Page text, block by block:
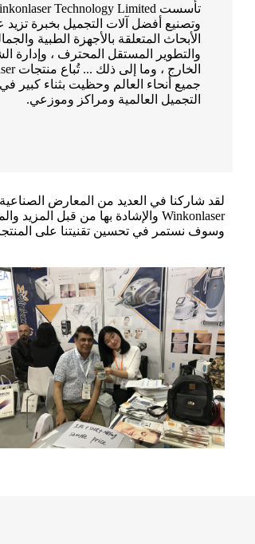
الأبحاث المتعلقة بالأجهزة الطبية
والتطوير المستقل المحترف ، وإدارة
جميع أنحاء العالم وحظيت بثناء كبير
التجميل العالمية ومراكز وموزعي.
لقد شاركنا في العديد من المعارض
وسوف نستمر في تحسين تقنيتنا على